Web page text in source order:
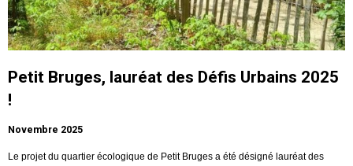
Petit Bruges, lauréat des Défis Urbains 2025
!
Novembre 2025
Le projet du quartier écologique de Petit Bruges a été désigné lauréat des